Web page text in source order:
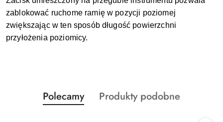
zablokować ruchome ramię w pozycji poziomej
zwiększając w ten sposób długość powierzchni
przyłożenia poziomicy.
Pomiń karuzelę produktów
Produkty
o
Polecamy
Produkty
Produkty podobne